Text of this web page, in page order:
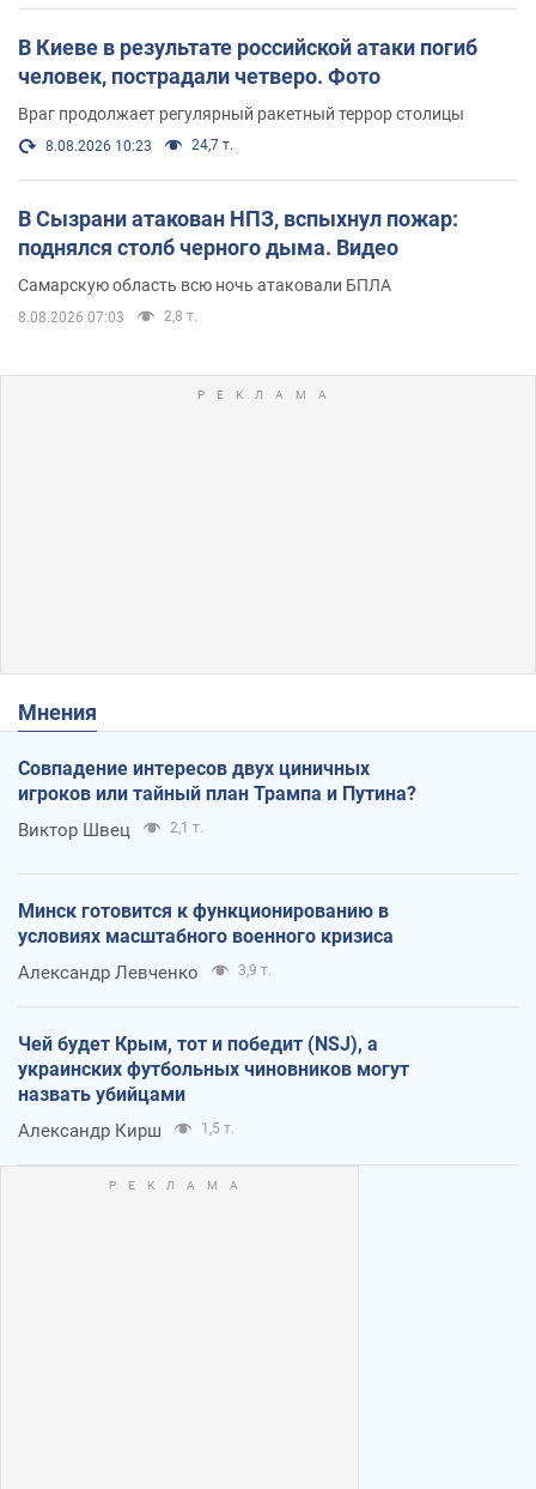
В Киеве в результате российской атаки погиб
человек, пострадали четверо. Фото
Враг продолжает регулярный ракетный террор столицы
8.08.2026 10:23 24,7 т.
В Сызрани атакован НПЗ, вспыхнул пожар:
поднялся столб черного дыма. Видео
Самарскую область всю ночь атаковали БПЛА
8.08.2026 07:03 2,8 т.
Мнения
Совпадение интересов двух циничных
игроков или тайный план Трампа и Путина?
Виктор Швец 2,1 т.
Минск готовится к функционированию в
условиях масштабного военного кризиса
Александр Левченко 3,9 т.
Чей будет Крым, тот и победит (NSJ), а
украинских футбольных чиновников могут
назвать убийцами
Александр Кирш 1,5 т.